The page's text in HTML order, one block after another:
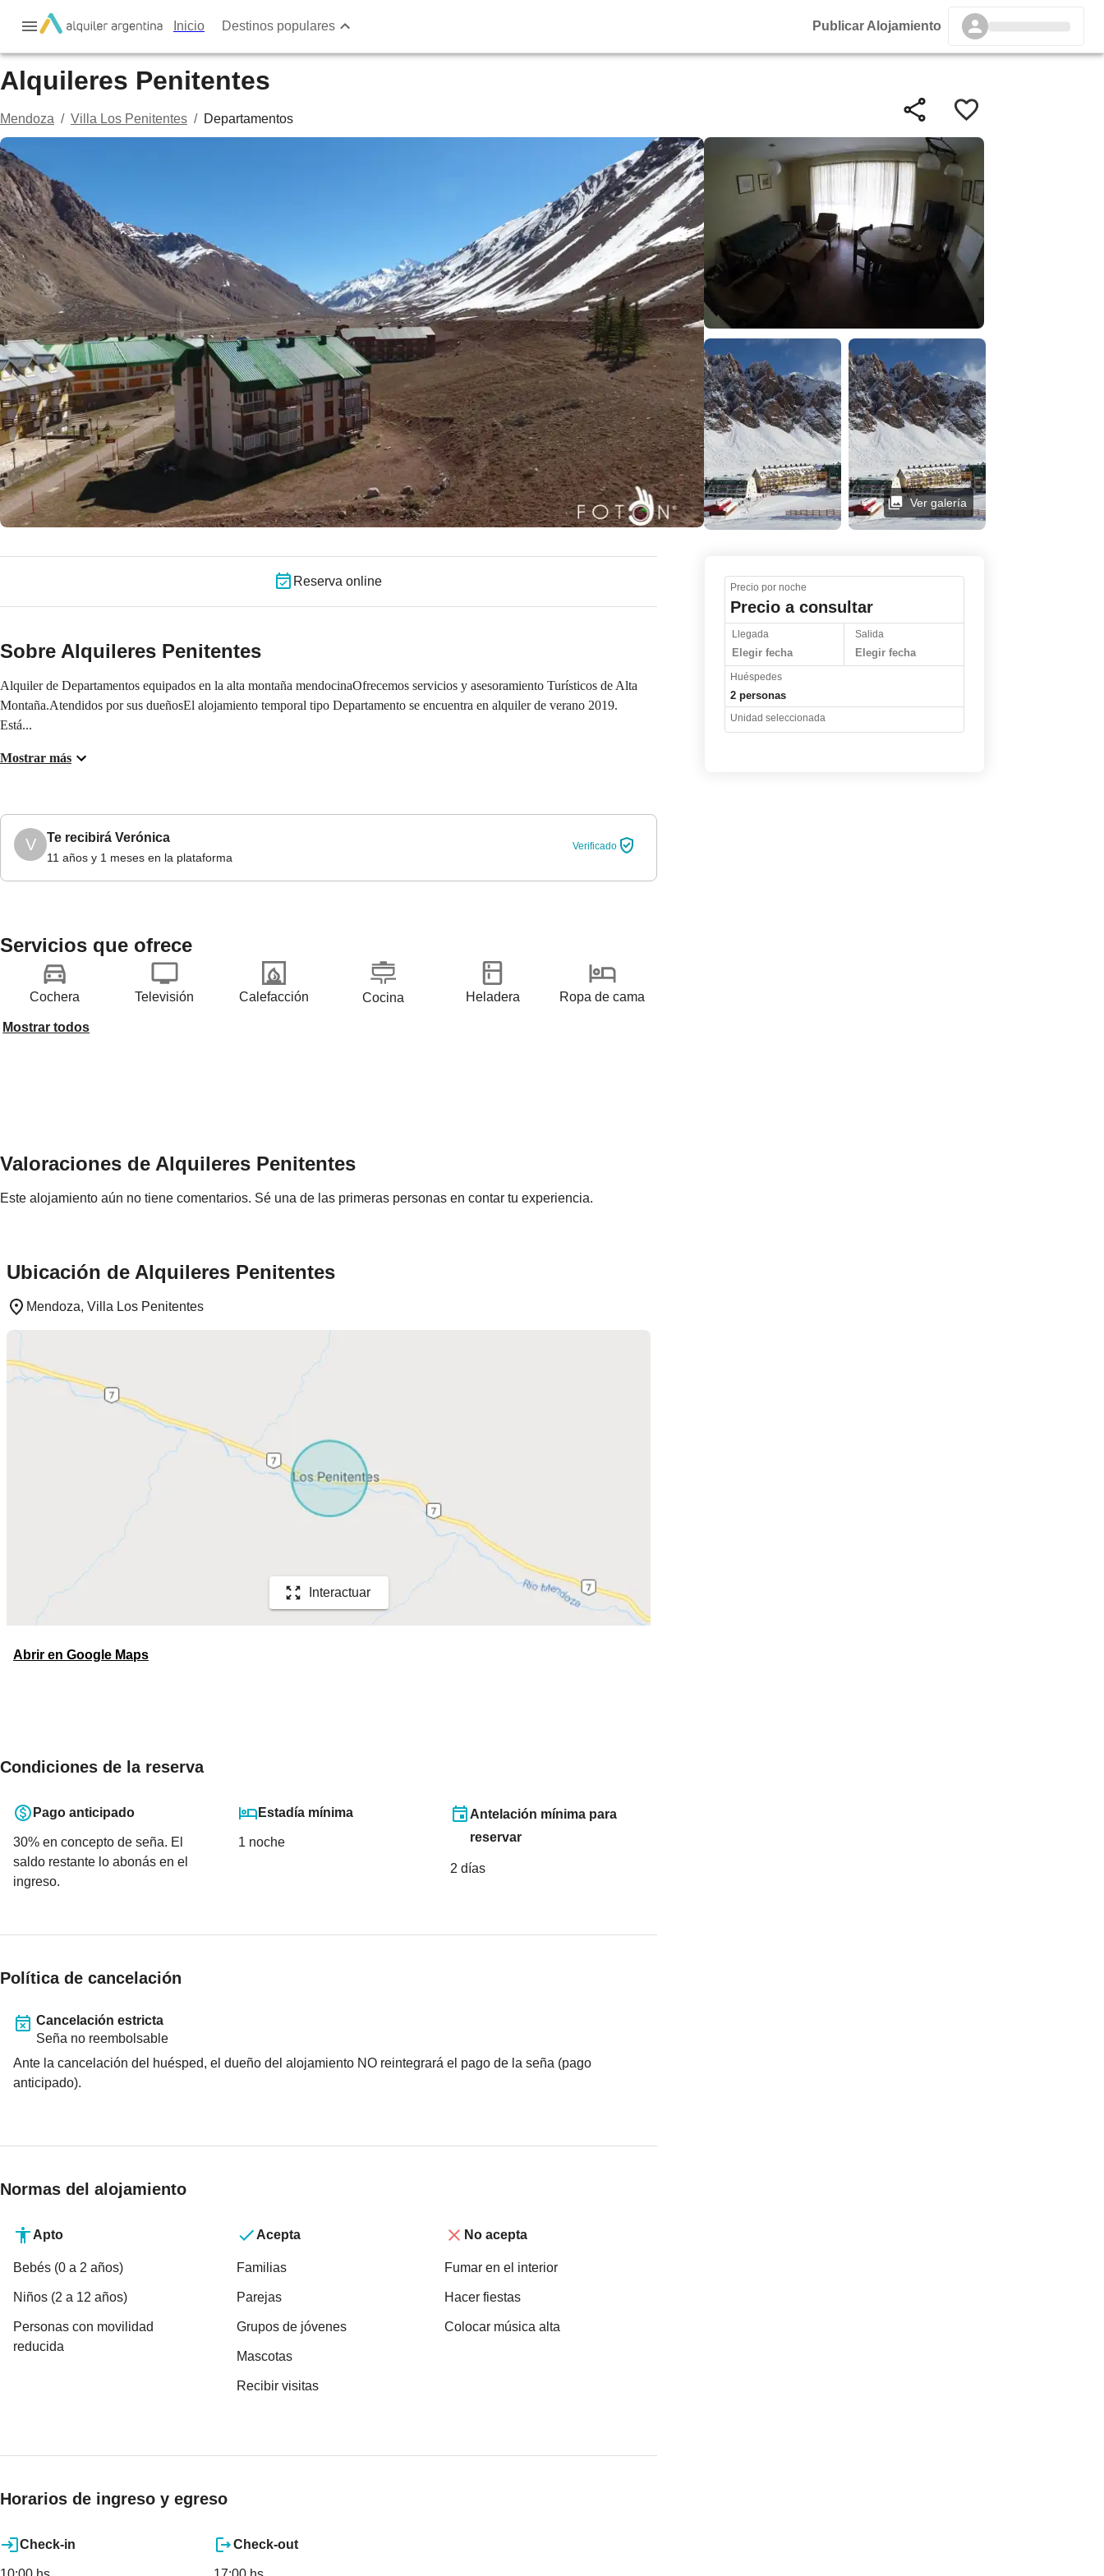
Inicio Destinos populares Publicar Alojamiento
Alquileres Penitentes
Mendoza / Villa Los Penitentes / Departamentos
Ver galería
Ver galería
Reserva online
Sobre Alquileres Penitentes
Alquiler de Departamentos equipados en la alta montaña mendocinaOfrecemos servicios y asesoramiento Turísticos de Alta
Montaña.Atendidos por sus dueñosEl alojamiento temporal tipo Departamento se encuentra en alquiler de verano 2019.
Está...
Mostrar más
V Te recibirá Verónica
11 años y 1 meses en la plataforma
Verificado
Servicios que ofrece
Cochera Televisión Calefacción Cocina Heladera Ropa de cama
Mostrar todos
Valoraciones de Alquileres Penitentes
Este alojamiento aún no tiene comentarios. Sé una de las primeras personas en contar tu experiencia.
Ubicación de Alquileres Penitentes
Mendoza, Villa Los Penitentes
Interactuar
Abrir en Google Maps
Condiciones de la reserva
Pago anticipado
30% en concepto de seña. El
saldo restante lo abonás en el
ingreso.
Estadía mínima
1 noche
Antelación mínima para
reservar
2 días
Política de cancelación
Cancelación estricta
Seña no reembolsable
Ante la cancelación del huésped, el dueño del alojamiento NO reintegrará el pago de la seña (pago
anticipado).
Normas del alojamiento
Apto
Bebés (0 a 2 años)
Niños (2 a 12 años)
Personas con movilidad
reducida
Acepta
Familias
Parejas
Grupos de jóvenes
Mascotas
Recibir visitas
No acepta
Fumar en el interior
Hacer fiestas
Colocar música alta
Horarios de ingreso y egreso
Check-in Check-out
Precio por noche
Precio a consultar
Llegada
Elegir fecha
Salida
Elegir fecha
Huéspedes
2 personas
Unidad seleccionada